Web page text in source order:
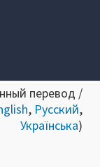
перевод /
, Русский,
Українська)